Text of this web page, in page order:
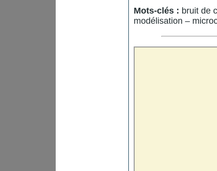
Mots-clés : bruit de
modélisation –